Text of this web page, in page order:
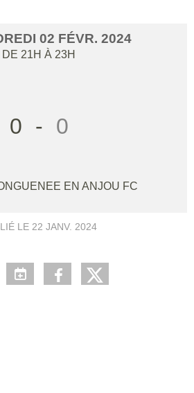
02 FÉVR. 2024
DE 21H À 23H
0 - 0
EN ANJOU FC
LE 22 JANV. 2024